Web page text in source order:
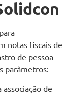
notas fiscais de
de pessoa
parâmetros:
de